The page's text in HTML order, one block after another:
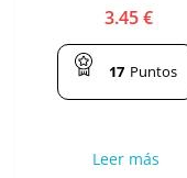
3.45€
17 Puntos
Leer más